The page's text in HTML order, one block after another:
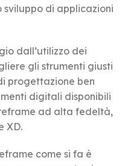
di applicazioni
dall’utilizzo dei
gli strumenti giusti
progettazione ben
digitali disponibili
ad alta fedeltà,
XD.
come si fa è